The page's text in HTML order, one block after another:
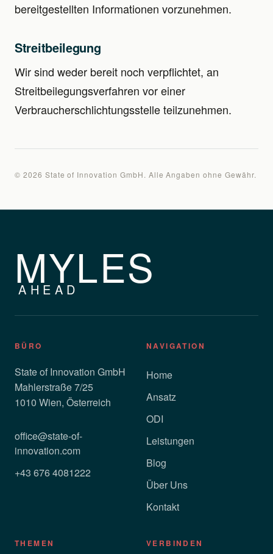
bereitgestellten Informationen vorzunehmen.
Streitbeilegung
Wir sind weder bereit noch verpflichtet, an
Streitbeilegungsverfahren vor einer
Verbraucherschlichtungsstelle teilzunehmen.
© 2026 State of Innovation GmbH. Alle Angaben ohne Gewähr.
MYLES
AHEAD
BÜRO
State of Innovation GmbH
Mahlerstraße 7/25
1010 Wien, Österreich
office@state-of-
innovation.com
+43 676 4081222
NAVIGATION
Home
Ansatz
ODI
Leistungen
Blog
Über Uns
Kontakt
THEMEN VERBINDEN